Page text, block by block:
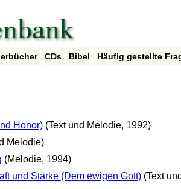
CDs Bibel Häufig gestellte
Honor) (Text und Melodie, 1992)
Melodie)
(Melodie, 1994)
und Stärke (Dem ewigen Gott) (Text